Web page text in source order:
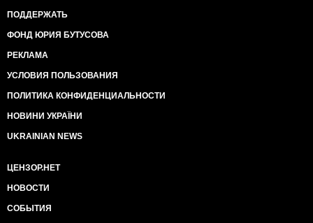
ПОДДЕРЖАТЬ
ФОНД ЮРИЯ БУТУСОВА
РЕКЛАМА
УСЛОВИЯ ПОЛЬЗОВАНИЯ
ПОЛИТИКА КОНФИДЕНЦИАЛЬНОСТИ
НОВИНИ УКРАЇНИ
UKRAINIAN NEWS
ЦЕНЗОР.НЕТ
НОВОСТИ
СОБЫТИЯ